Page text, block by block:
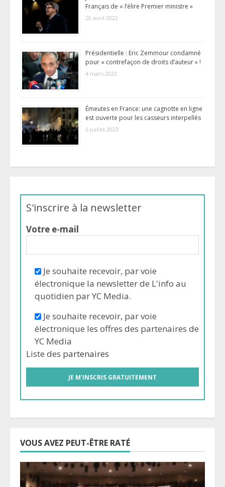
Français de « l’élire Premier ministre »
20 avril 2022
Présidentielle : Eric Zemmour condamné
pour « contrefaçon de droits d’auteur » !
4 mars 2022
Émeutes en France: une cagnotte en ligne
est ouverte pour les casseurs interpellés
6 juillet 2023
S'inscrire à la newsletter
Votre e-mail
Je souhaite recevoir, par voie
électronique la newsletter de L'info au
quotidien par YC Media.
Je souhaite recevoir, par voie
électronique les offres des partenaires de
YC Media
Liste des partenaires
VOUS AVEZ PEUT-ÊTRE RATÉ